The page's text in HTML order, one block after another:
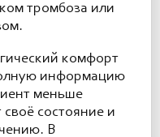
тромбоза или
комфорт
информацию
меньше
состояние и
В